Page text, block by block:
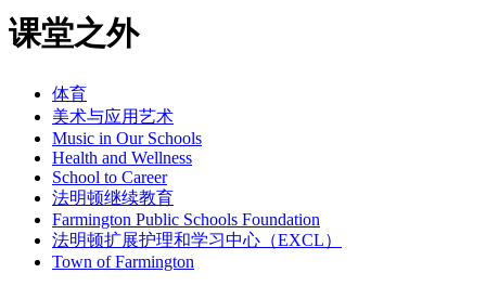
课堂之外
体育
美术与应用艺术
Music in Our Schools
Health and Wellness
School to Career
法明顿继续教育
Farmington Public Schools Foundation
法明顿扩展护理和学习中心（EXCL）
Town of Farmington